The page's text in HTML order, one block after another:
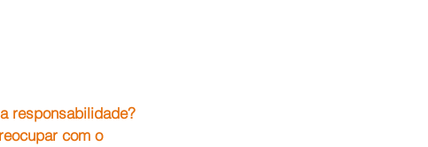
responsabilidade?
com o